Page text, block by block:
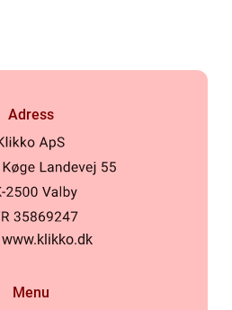
Adress
www.klikko.dk
Menu